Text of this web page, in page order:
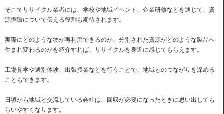
そこでリサイクル業者には、学校や地域イベント、企業研修などを通じて、資
源循環について伝える役割も期待されます。
実際にどのような物が再利用できるのか、分別された資源がどのような製品へ
生まれ変わるのかを紹介すれば、リサイクルを身近に感じてもらえます。
工場見学や選別体験、出張授業などを行うことで、地域とのつながりを深める
こともできます。
日頃から地域と交流している会社は、回収が必要になったときに思い出しても
らいやすくなります。